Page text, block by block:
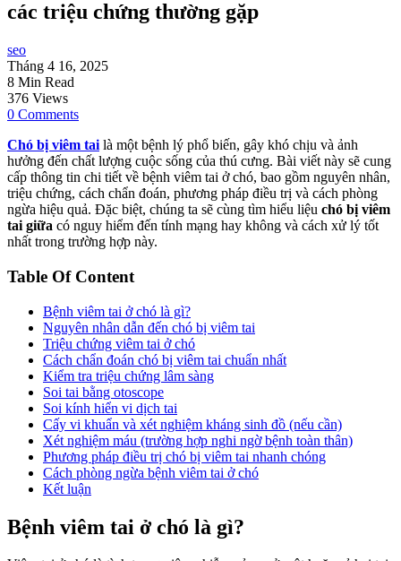
các triệu chứng thường gặp
seo
Tháng 4 16, 2025
8 Min Read
376 Views
0 Comments
Chó bị viêm tai là một bệnh lý phổ biến, gây khó chịu và ảnh
hưởng đến chất lượng cuộc sống của thú cưng. Bài viết này sẽ cung
cấp thông tin chi tiết về bệnh viêm tai ở chó, bao gồm nguyên nhân,
triệu chứng, cách chẩn đoán, phương pháp điều trị và cách phòng
ngừa hiệu quả. Đặc biệt, chúng ta sẽ cùng tìm hiểu liệu chó bị viêm
tai giữa có nguy hiểm đến tính mạng hay không và cách xử lý tốt
nhất trong trường hợp này.
Table Of Content
Bệnh viêm tai ở chó là gì?
Nguyên nhân dẫn đến chó bị viêm tai
Triệu chứng viêm tai ở chó
Cách chẩn đoán chó bị viêm tai chuẩn nhất
Kiểm tra triệu chứng lâm sàng
Soi tai bằng otoscope
Soi kính hiển vi dịch tai
Cấy vi khuẩn và xét nghiệm kháng sinh đồ (nếu cần)
Xét nghiệm máu (trường hợp nghi ngờ bệnh toàn thân)
Phương pháp điều trị chó bị viêm tai nhanh chóng
Cách phòng ngừa bệnh viêm tai ở chó
Kết luận
Bệnh viêm tai ở chó là gì?